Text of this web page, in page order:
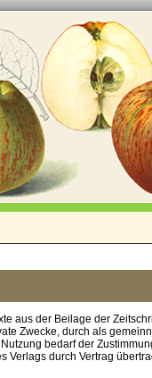
aus der Beilage der
Zwecke, durch als
bedarf der
Verlags durch Vertrag